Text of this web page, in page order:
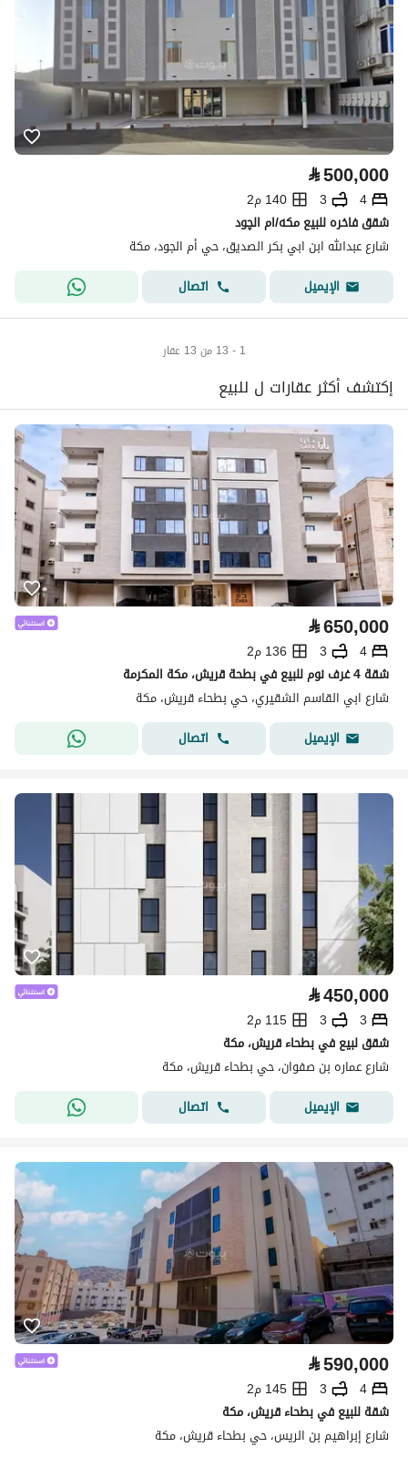
⃁500,000
4
3
140 م2
شقق فاخره للبيع مكه/ام الچود
شارع عبدالله ابن ابي بكر الصديق، حي أم الجود، مكة
الإيميل
اتصال
1 - 13 من 13 عقار
إكتشف أكثر عقارات ل للبيع
⃁650,000
4
3
136 م2
شقة 4 غرف نوم للبيع في بطحة قريش، مكة المكرمة
شارع ابي القاسم الشقيري، حي بطحاء قريش، مكة
الإيميل
اتصال
⃁450,000
3
3
115 م2
شقق لبيع في بطحاء قريش، مكة
شارع عماره بن صفوان، حي بطحاء قريش، مكة
الإيميل
اتصال
⃁590,000
4
3
145 م2
شقة للبيع في بطحاء قريش، مكة
شارع إبراهيم بن الريس، حي بطحاء قريش، مكة